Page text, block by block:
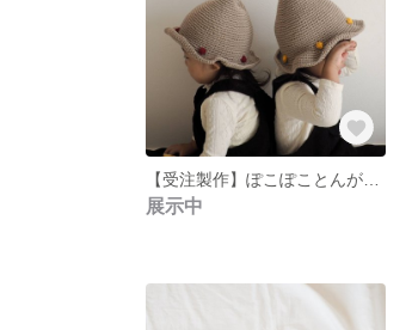
展示中